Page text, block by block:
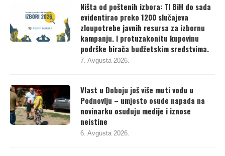
Ništa od poštenih izbora: TI BiH do sada
evidentirao preko 1200 slučajeva
zloupotrebe javnih resursa za izbornu
kampanju. I protuzakonitu kupovinu
podrške birača budžetskim sredstvima.
7. Avgusta 2026.
Vlast u Doboju još više muti vodu u
Podnovlju – umjesto osude napada na
novinarku osuđuju medije i iznose
neistine
6. Avgusta 2026.